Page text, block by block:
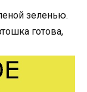
зеленью.
готова,